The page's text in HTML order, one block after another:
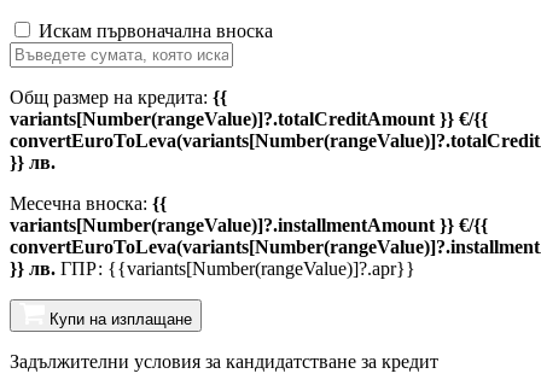
Искам първоначална вноска
Общ размер на кредита: {{
variants[Number(rangeValue)]?.totalCreditAmount }} €/{{
}} лв.
Месечна вноска: {{
variants[Number(rangeValue)]?.installmentAmount }} €/{{
}} лв. ГПР: {{variants[Number(rangeValue)]?.apr}}
Купи на изплащане
Задължителни условия за кандидатстване за кредит